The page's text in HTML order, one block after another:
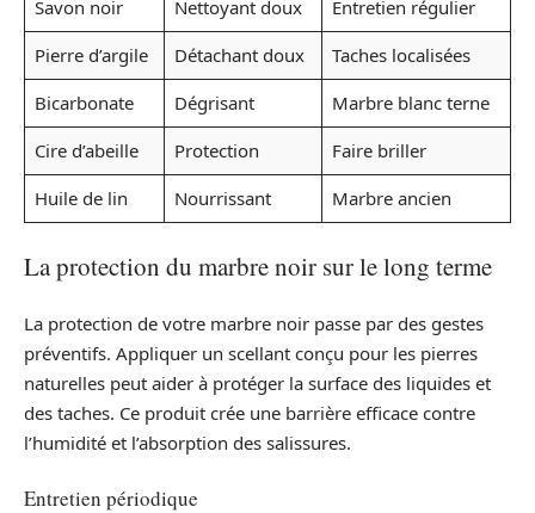
Savon noir Nettoyant doux
Entretien régulier
Pierre d’argile
Détachant doux
Taches localisées
Bicarbonate
Dégrisant
Marbre blanc terne
Cire d’abeille
Protection
Faire briller
Huile de lin
Nourrissant Marbre ancien
La protection du marbre noir sur le long terme
La protection de votre marbre noir passe par des gestes
préventifs. Appliquer un scellant conçu pour les pierres
naturelles peut aider à protéger la surface des liquides et
des taches. Ce produit crée une barrière efficace contre
l’humidité et l’absorption des salissures.
Entretien périodique